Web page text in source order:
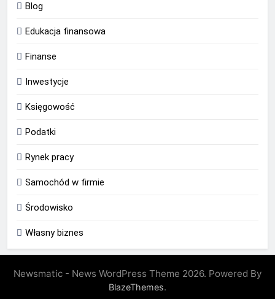
Blog
Edukacja finansowa
Finanse
Inwestycje
Księgowość
Podatki
Rynek pracy
Samochód w firmie
Środowisko
Własny biznes
Newsmatic - News WordPress Theme 2026. Powered By
BlazeThemes.